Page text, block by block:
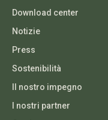
Download center
Notizie
Press
Sostenibilità
Il nostro impegno
I nostri partner